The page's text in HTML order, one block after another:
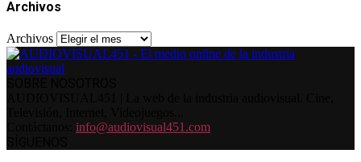
Archivos
Archivos
info@audiovisual451.com